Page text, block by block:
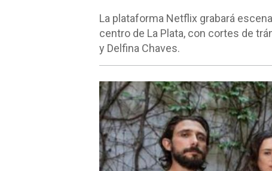
La plataforma Netflix grabará
centro de La Plata, con cortes de
y Delfina Chaves.